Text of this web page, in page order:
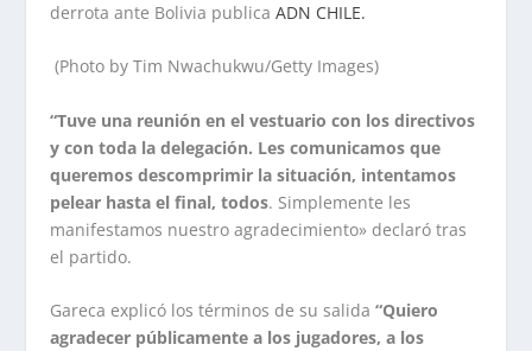
derrota ante Bolivia publicaADN CHILE.
(Photo by Tim Nwachukwu/Getty Images)
“Tuve una reunión en el vestuario con los directivos
y con toda la delegación. Les comunicamos que
queremos descomprimir la situación, intentamos
pelear hasta el final, todos. Simplemente les
manifestamos nuestro agradecimiento» declaró tras
el partido.
Gareca explicó los términos de su salida“Quiero
agradecer públicamente a los jugadores, a los